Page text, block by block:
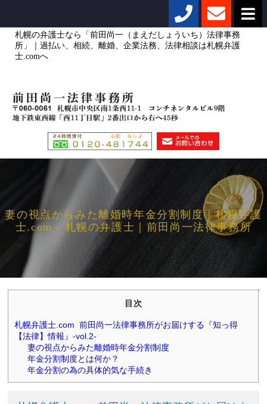
札幌の弁護士なら「前田尚一（まえだしょういち）法律事務
所」｜過払い、相続、離婚、企業法務、法律相談は札幌弁護
士.comへ
妻の視点からみた離婚時年金分割制度｜札幌弁護
士.com - 札幌の弁護士｜前田尚一法律事務所
目次
札幌弁護士.com 前田尚一法律事務所がお届けする『知っ得
【法律】情報』-vol.2-
妻の視点からみた離婚時年金分割制度
年金分割制度とは何か？
年金分割の為の具体的気な手続き